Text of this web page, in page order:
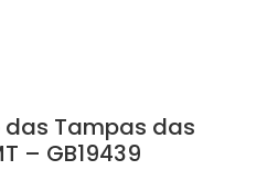
Tampas das
– GB19439